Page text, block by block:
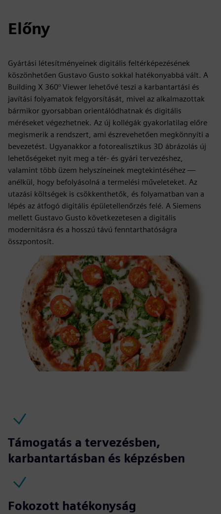
Előny
Gyártási létesítményeinek digitális feltérképezésének
köszönhetően Gustavo Gusto sokkal hatékonyabbá vált. A
Building X 360° Viewer lehetővé teszi a karbantartási és
javítási folyamatok felgyorsítását, mivel az alkalmazottak
bármikor gyorsabban orientálódhatnak és digitális
méréseket végezhetnek. Az új kollégák gyakorlatilag előre
megismerik a rendszert, ami észrevehetően megkönnyíti a
bevezetést. Ugyanakkor a fotorealisztikus 3D ábrázolás új
lehetőségeket nyit meg a tér- és gyári tervezéshez,
valamint több üzem helyszíneinek megtekintéséhez —
anélkül, hogy befolyásolná a termelési műveleteket. Az
utazási költségek is csökkenthetők, és folyamatban van a
lépés az átfogó digitális épületellenőrzés felé. A Siemens
mellett Gustavo Gusto következetesen a digitális
modernitásra és a hosszú távú fenntarthatóságra
összpontosít.
Támogatás a tervezésben,
karbantartásban és képzésben
Fokozott hatékonyság